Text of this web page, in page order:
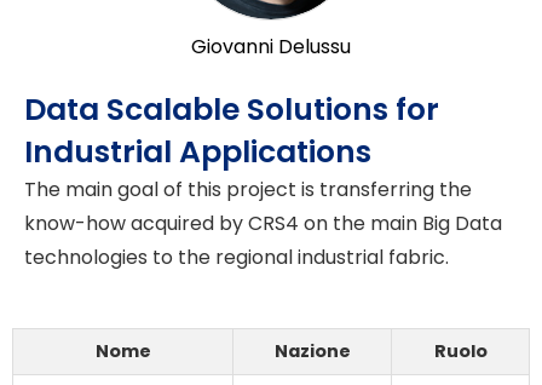
Giovanni Delussu
Data Scalable Solutions for
Industrial Applications
The main goal of this project is transferring the
know-how acquired by CRS4 on the main Big Data
technologies to the regional industrial fabric.
Nome Nazione
Ruolo